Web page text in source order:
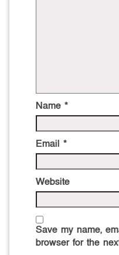
Name *
Email *
Website
Save my name,
browser for the